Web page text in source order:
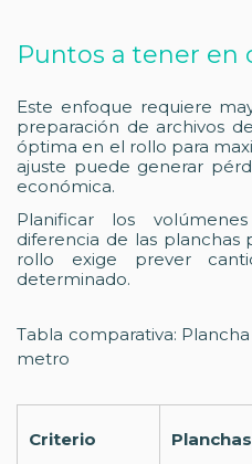
Puntos a tener en
Este enfoque requiere
preparación de archivos
óptima en el rollo para
ajuste puede generar
económica.
Planificar los
diferencia de las planchas
rollo exige prever
determinado.
Tabla comparativa:
metro
Criterio